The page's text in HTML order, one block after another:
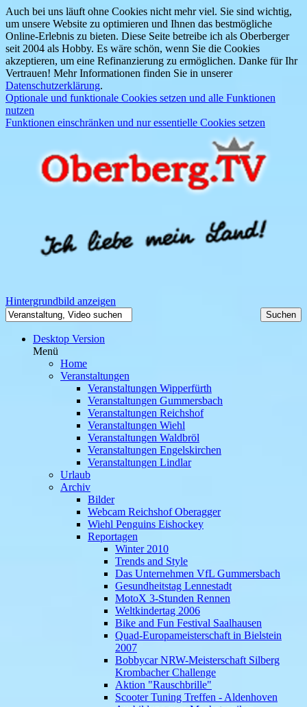
Auch bei uns läuft ohne Cookies nicht mehr viel. Sie sind wichtig,
um unsere Website zu optimieren und Ihnen das bestmögliche
Online-Erlebnis zu bieten. Diese Seite betreibe ich als Oberberger
seit 2004 als Hobby. Es wäre schön, wenn Sie die Cookies
akzeptieren, um eine Refinanzierung zu ermöglichen. Danke für Ihr
Vertrauen! Mehr Informationen finden Sie in unserer
Datenschutzerklärung.
Optionale und funktionale Cookies setzen und alle Funktionen
nutzen
Funktionen einschränken und nur essentielle Cookies setzen
Hintergrundbild anzeigen
Desktop Version
Menü
Home
Veranstaltungen
Veranstaltungen Wipperfürth
Veranstaltungen Gummersbach
Veranstaltungen Reichshof
Veranstaltungen Wiehl
Veranstaltungen Waldbröl
Veranstaltungen Engelskirchen
Veranstaltungen Lindlar
Urlaub
Archiv
Bilder
Webcam Reichshof Oberagger
Wiehl Penguins Eishockey
Reportagen
Winter 2010
Trends and Style
Das Unternehmen VfL Gummersbach
Gesundheitstag Lennestadt
MotoX 3-Stunden Rennen
Weltkindertag 2006
Bike and Fun Festival Saalhausen
Quad-Europameisterschaft in Bielstein
2007
Bobbycar NRW-Meisterschaft Silberg
Krombacher Challenge
Aktion "Rauschbrille"
Scooter Tuning Treffen - Aldenhoven